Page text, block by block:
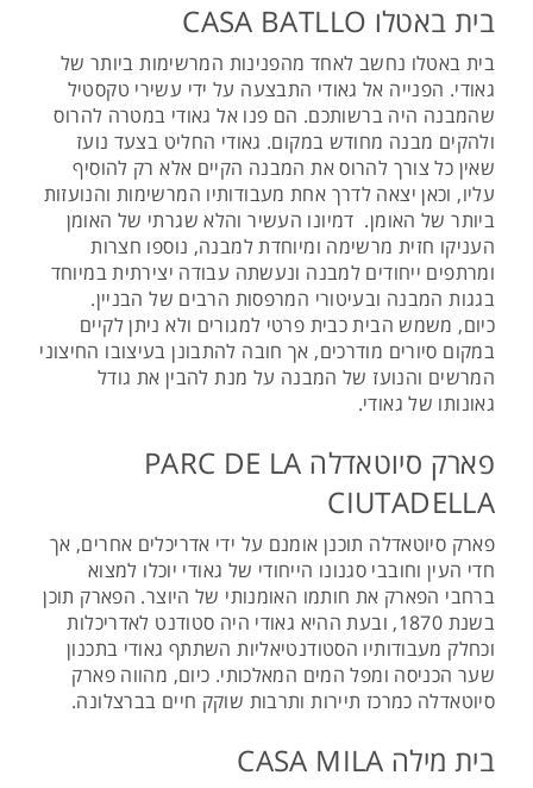
בית באטלו CASA BATLLO
בית באטלו נחשב לאחד מהפנינות המרשימות ביותר של
גאודי. הפנייה אל גאודי התבצעה על ידי עשירי טקסטיל
שהמבנה היה ברשותכם. הם פנו אל גאודי במטרה להרוס
ולהקים מבנה מחודש במקום. גאודי החליט בצעד נועז
שאין כל צורך להרוס את המבנה הקיים אלא רק להוסיף
עליו, וכאן יצאה לדרך אחת מעבודותיו המרשימות והנועזות
ביותר של האומן. דמיונו העשיר והלא שגרתי של האומן
העניקו חזית מרשימה ומיוחדת למבנה, נוספו חצרות
ומרתפים ייחודים למבנה ונעשתה עבודה יצירתית במיוחד
בגגות המבנה ובעיטורי המרפסות הרבים של הבניין.
כיום, משמש הבית כבית פרטי למגורים ולא ניתן לקיים
במקום סיורים מודרכים, אך חובה להתבונן בעיצובו החיצוני
המרשים והנועז של המבנה על מנת להבין את גודל
גאונותו של גאודי.
פארק סיוטאדלה PARC DE LA
CIUTADELLA
פארק סיוטאדלה תוכנן אומנם על ידי אדריכלים אחרים, אך
חדי העין וחובבי סגנונו הייחודי של גאודי יוכלו למצוא
ברחבי הפארק את חותמו האומנותי של היוצר. הפארק תוכן
בשנת 1870, ובעת ההיא גאודי היה סטודנט לאדריכלות
וכחלק מעבודותיו הסטודנטיאליות השתתף גאודי בתכנון
שער הכניסה ומפל המים המאלכותי. כיום, מהווה פארק
סיוטאדלה כמרכז תיירות ותרבות שוקק חיים בברצלונה.
בית מילה CASA MILA